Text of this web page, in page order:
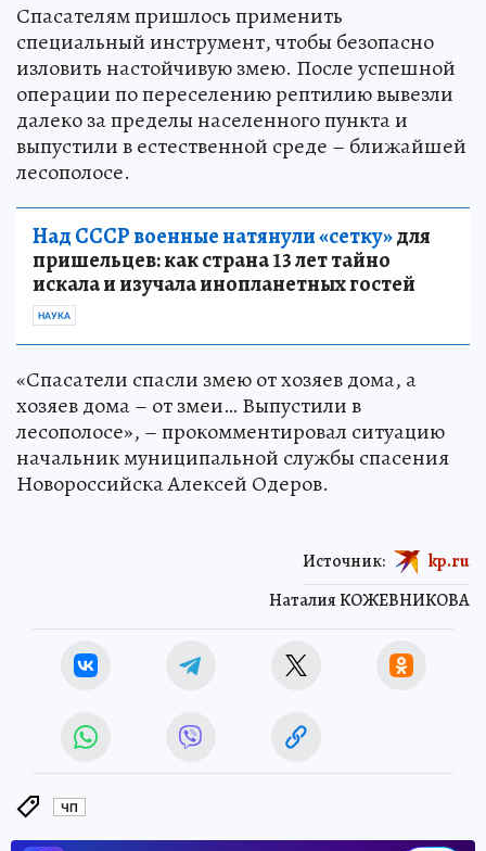
Спасателям пришлось применить
специальный инструмент, чтобы безопасно
изловить настойчивую змею. После успешной
операции по переселению рептилию вывезли
далеко за пределы населенного пункта и
выпустили в естественной среде – ближайшей
лесополосе.
Над СССР военные натянули «сетку»для
пришельцев: как страна 13 лет тайно
искала и изучала инопланетных гостей
НАУКА
«Спасатели спасли змею от хозяев дома, а
хозяев дома – от змеи… Выпустили в
лесополосе», – прокомментировал ситуацию
начальник муниципальной службы спасения
Новороссийска Алексей Одеров.
Наталия КОЖЕВНИКОВА
Источник: kp.ru
ЧП